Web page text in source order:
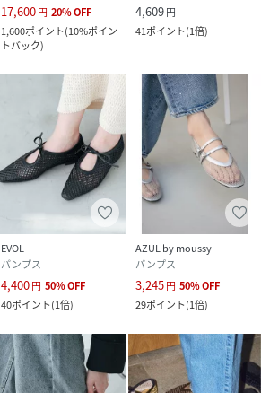
17,600円 20%OFF
1,600ポイント(10%ポイン
トバック)
4,609円
41ポイント(1倍)
EVOL
パンプス
4,400円 50%OFF
40ポイント(1倍)
AZUL by moussy
パンプス
3,245円 50%OFF
29ポイント(1倍)